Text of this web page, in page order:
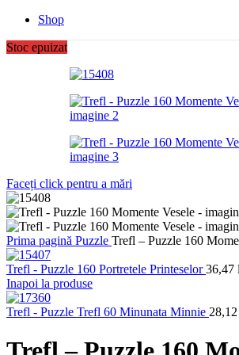
Shop
Stoc epuizat
Faceți click pentru a mări
Prima pagină Puzzle Trefl – Puzzle 160
Trefl - Puzzle 160 Portretele Printeselor36,47
Inapoi la produse
Trefl - Puzzle Trefl 60 Minunata Minnie 28,12